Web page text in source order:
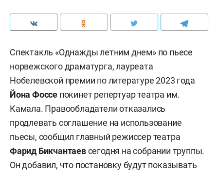
Спектакль «Однажды летним днем» по пьесе
норвежского драматурга, лауреата
Нобелевской премии по литературе 2023 года
Йона Фоссе покинет репертуар театра им.
Камала. Правообладатели отказались
продлевать соглашение на использование
пьесы, сообщил главный режиссер театра
Фарид Бикчантаевсегодня на собрании труппы.
Он добавил, что постановку будут показывать